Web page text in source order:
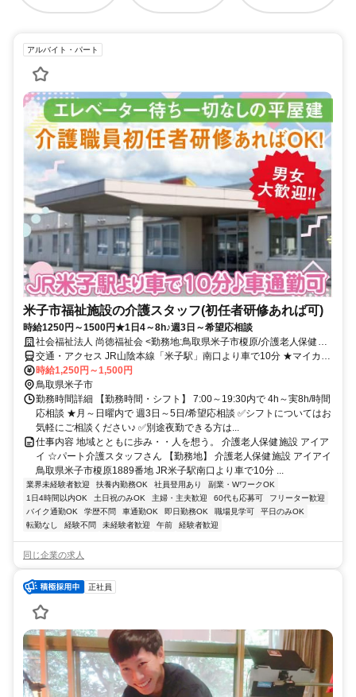
アルバイト・パート
米子市福祉施設の介護スタッフ(初任者研修あれば可)
時給1250円～1500円★1日4～8h♪週3日～希望応相談
社会福祉法人 尚徳福祉会 <勤務地:鳥取県米子市榎原/介護老人保健施
設アイアイ>
交通・アクセス JR山陰本線「米子駅」南口より車で10分 ★マイカー
通勤OK
時給1,250円～1,500円
鳥取県米子市
勤務時間詳細 【勤務時間・シフト】 7:00～19:30内で 4h～実8h/時間
応相談 ★月～日曜内で 週3日～5日/希望応相談 ✅シフトについてはお
気軽にご相談ください♪ ✅別途夜勤できる方は...
仕事内容 地域とともに歩み・・人を想う。 介護老人保健施設 アイア
イ ☆パート介護スタッフさん 【勤務地】 介護老人保健施設 アイアイ
鳥取県米子市榎原1889番地 JR米子駅南口より車で10分 ...
業界未経験者歓迎 扶養内勤務OK 社員登用あり
副業・WワークOK
1日4時間以内OK
土日祝のみOK 主婦・主夫歓迎 60代も応募可
フリーター歓迎
バイク通勤OK
学歴不問 車通勤OK 即日勤務OK 職場見学可
平日のみOK
転勤なし
経験不問 未経験者歓迎 午前 経験者歓迎
同じ企業の求人
正社員